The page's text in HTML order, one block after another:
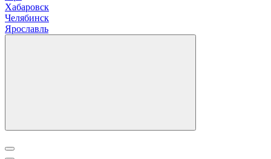
Хабаровск
Челябинск
Ярославль